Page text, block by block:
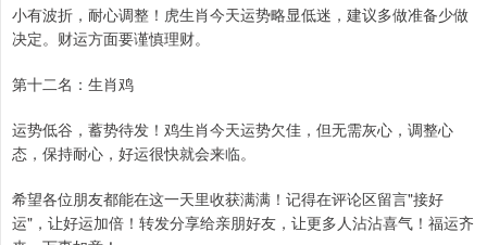
小有波折，耐心调整！虎生肖今天运势略显低迷，建议多做准备少做
决定。财运方面要谨慎理财。
第十二名：生肖鸡
运势低谷，蓄势待发！鸡生肖今天运势欠佳，但无需灰心，调整心
态，保持耐心，好运很快就会来临。
希望各位朋友都能在这一天里收获满满！记得在评论区留言"接好
运"，让好运加倍！转发分享给亲朋好友，让更多人沾沾喜气！福运齐